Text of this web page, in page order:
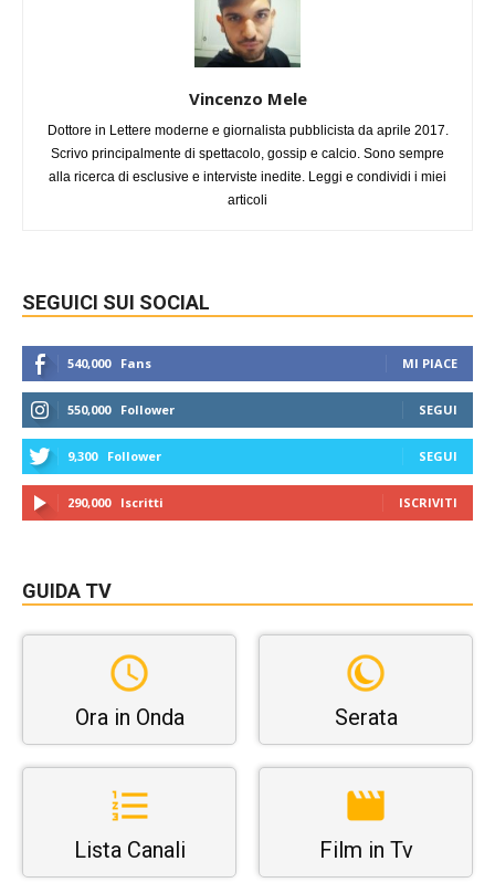
Vincenzo Mele
Dottore in Lettere moderne e giornalista pubblicista da aprile 2017.
Scrivo principalmente di spettacolo, gossip e calcio. Sono sempre
alla ricerca di esclusive e interviste inedite. Leggi e condividi i miei
articoli
SEGUICI SUI SOCIAL
540,000 Fans MI PIACE
550,000 Follower SEGUI
9,300 Follower SEGUI
290,000 Iscritti ISCRIVITI
GUIDA TV
Ora in Onda Serata
Lista Canali Film in Tv